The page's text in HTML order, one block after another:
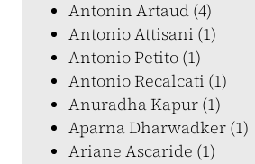
Antonin Artaud (4)
Antonio Attisani (1)
Antonio Petito (1)
Antonio Recalcati (1)
Anuradha Kapur (1)
Aparna Dharwadker (1)
Ariane Ascaride (1)